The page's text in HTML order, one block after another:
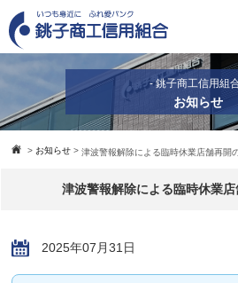
- 銚子商工信用組
お知らせ
> お知らせ >津波警報解除による臨時休業店舗再開
津波警報解除による臨時休業
2025年07月31日